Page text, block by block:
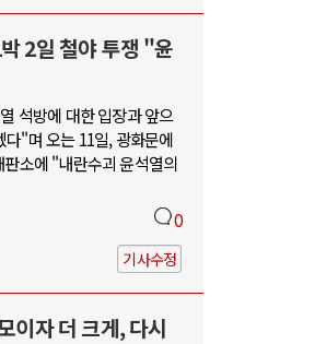
2일 철야 투쟁 "윤
석방에 대한 입장과 앞으
"며 오는 11일, 광화문에
소에 "내란수괴 윤석열의
0
기사수정
이자 더 크게, 다시